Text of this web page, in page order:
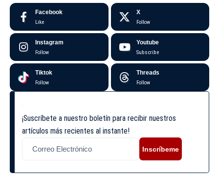
Facebook
Like
X
Follow
Instagram
Follow
Youtube
Subscribe
Tiktok
Follow
Threads
Follow
¡Suscríbete a nuestro boletín para recibir nuestros
artículos más recientes al instante!
Inscríbeme